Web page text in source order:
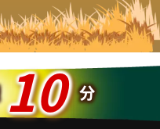
10 分